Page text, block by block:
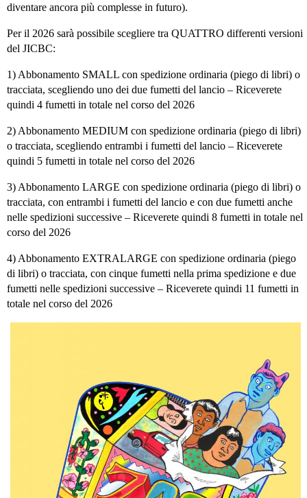
diventare ancora più complesse in futuro).
Per il 2026 sarà possibile scegliere tra QUATTRO differenti versioni
del JICBC:
1) Abbonamento SMALL con spedizione ordinaria (piego di libri) o
tracciata, scegliendo uno dei due fumetti del lancio – Riceverete
quindi 4 fumetti in totale nel corso del 2026
2) Abbonamento MEDIUM con spedizione ordinaria (piego di libri)
o tracciata, scegliendo entrambi i fumetti del lancio – Riceverete
quindi 5 fumetti in totale nel corso del 2026
3) Abbonamento LARGE con spedizione ordinaria (piego di libri) o
tracciata, con entrambi i fumetti del lancio e con due fumetti anche
nelle spedizioni successive – Riceverete quindi 8 fumetti in totale nel
corso del 2026
4) Abbonamento EXTRALARGE con spedizione ordinaria (piego
di libri) o tracciata, con cinque fumetti nella prima spedizione e due
fumetti nelle spedizioni successive – Riceverete quindi 11 fumetti in
totale nel corso del 2026